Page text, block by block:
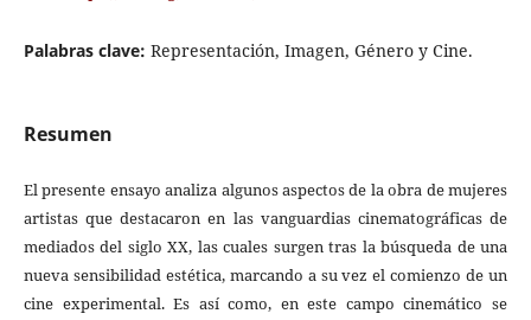
Palabras clave: Representación, Imagen, Género y Cine.
Resumen
El presente ensayo analiza algunos aspectos de la obra de mujeres
artistas que destacaron en las vanguardias cinematográficas de
mediados del siglo XX, las cuales surgen tras la búsqueda de una
nueva sensibilidad estética, marcando a su vez el comienzo de un
cine experimental. Es así como, en este campo cinemático se